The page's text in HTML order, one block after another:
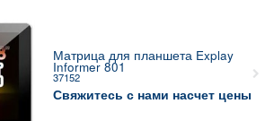
Матрица для планшета Explay
Informer 801
37152
Свяжитесь с нами насчет цены